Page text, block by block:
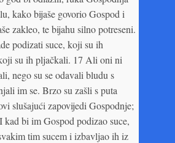
kako bijaše govorio Gospod i
zakleo, te bijahu silno potreseni.
podizati suce, koji su ih
su ih pljačkali. 17 Ali oni ni
nego su se odavali bludu s
im se. Brzo su zašli s puta
slušajući zapovijedi Gospodnje;
bi im Gospod podizao suce,
tim sucem i izbavljao ih iz